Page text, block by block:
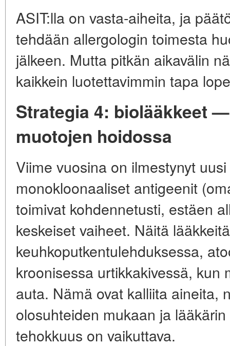
ASIT:lla on vasta-aiheita, ja
tehdään allergologin toimesta
jälkeen. Mutta pitkän aikavälin
kaikkein luotettavimmin tapa
Strategia 4: biolääkkeet
muotojen hoidossa
Viime vuosina on ilmestynyt
monokloonaaliset antigeenit
toimivat kohdennetusti, estäen
keskeiset vaiheet. Näitä
keuhkoputkentulehduksessa,
kroonisessa urtikkakivessä, kun
auta. Nämä ovat kalliita aineita,
olosuhteiden mukaan ja
tehokkuus on vaikuttava.